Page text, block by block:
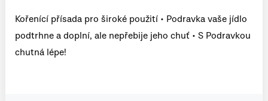
Kořenící přísada pro široké použití • Podravka vaše jídlo
podtrhne a doplní, ale nepřebije jeho chuť • S Podravkou
chutná lépe!